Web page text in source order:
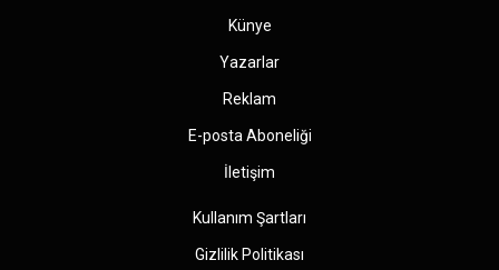
Künye
Yazarlar
Reklam
E-posta Aboneliği
İletişim
Kullanım Şartları
Gizlilik Politikası